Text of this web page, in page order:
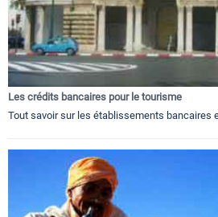
Les crédits bancaires pour le tourisme
Tout savoir sur les établissements bancaires